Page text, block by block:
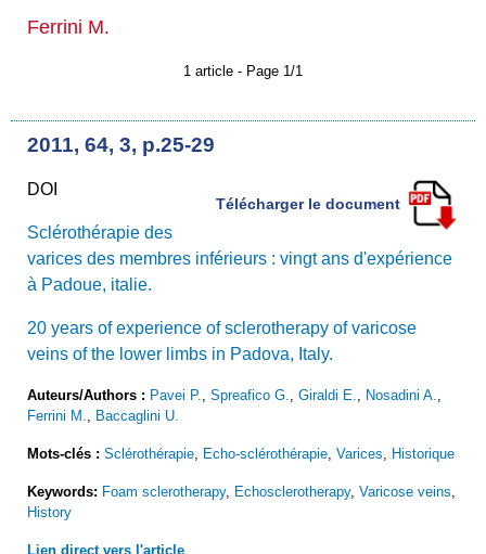
Ferrini M.
1 article - Page 1/1
2011, 64, 3, p.25-29
DOI
Télécharger le document
Sclérothérapie des
varices des membres inférieurs : vingt ans d'expérience
à Padoue, italie.
20 years of experience of sclerotherapy of varicose
veins of the lower limbs in Padova, Italy.
Auteurs/Authors : Pavei P. Spreafico G. Giraldi E. Nosadini A.
Ferrini M.
Baccaglini U.
Mots-clés : Sclérothérapie Echo-sclérothérapie Varices Historique
Keywords: Foam sclerotherapy, Echosclerotherapy, Varicose veins
History
Lien direct vers l'article